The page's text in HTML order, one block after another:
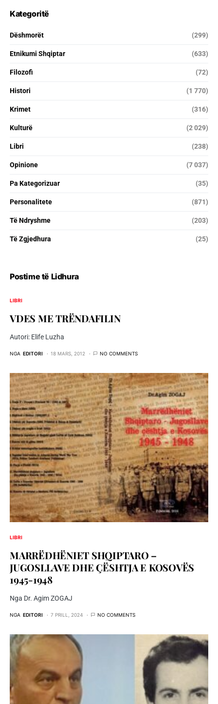
Kategoritë
Dëshmorët (299)
Etnikumi Shqiptar (633)
Filozofi (72)
Histori (1 770)
Krimet (316)
Kulturë (2 029)
Libri (238)
Opinione (7 037)
Pa Kategorizuar (35)
Personalitete (871)
Të Ndryshme (203)
Të Zgjedhura (25)
Postime të Lidhura
LIBRI
VDES ME TRËNDAFILIN
Autori: Elife Luzha
NGA EDITORI 18 MARS, 2012 NO COMMENTS
LIBRI
MARRËDHËNIET SHQIPTARO –
JUGOSLLAVE DHE ÇËSHTJA E KOSOVËS
1945-1948
Nga Dr. Agim ZOGAJ
NGA EDITORI 7 PRILL, 2024 NO COMMENTS